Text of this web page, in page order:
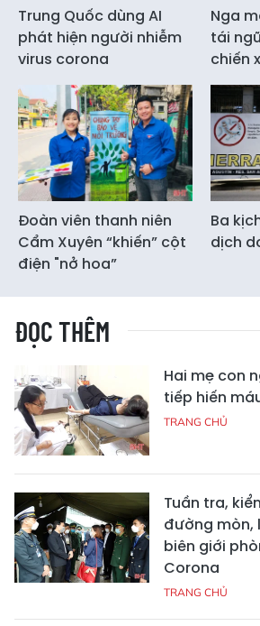
Trung Quốc dùng AI
phát hiện người nhiễm
virus corona
Nga
tái
chiến
Đoàn viên thanh niên
Cẩm Xuyên “khiến” cột
điện "nở hoa”
Ba
dịch
ĐỌC THÊM
Hai mẹ con
tiếp hiến
TRANG CHỦ
Tuần tra,
đường mòn,
biên giới
Corona
TRANG CHỦ